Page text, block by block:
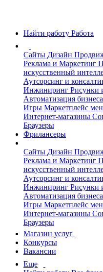
Найти работу Работа
Сайты Дизайн
Реклама и Маркетинг
искусственный
Аутсорсинг и
Инжиниринг Рисунки
Автоматизация бизнеса
Игры Маркетплейс
Интернет-магазины
Браузеры
Фрилансеры
Сайты Дизайн
Реклама и Маркетинг
искусственный
Аутсорсинг и
Инжиниринг Рисунки
Автоматизация бизнеса
Игры Маркетплейс
Интернет-магазины
Браузеры
Магазин услуг
Конкурсы
Вакансии
Еще